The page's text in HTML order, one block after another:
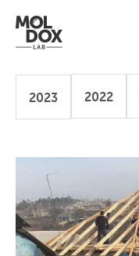
2023 2022